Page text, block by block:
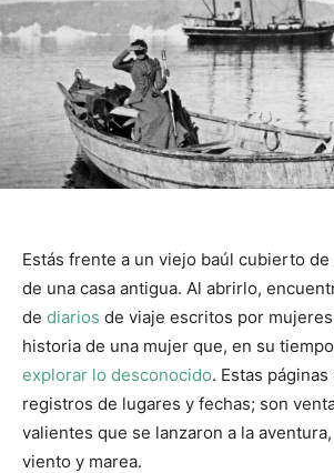
Estás frente a un viejo baúl cubierto
de una casa antigua. Al abrirlo,
de diarios de viaje escritos por
historia de una mujer que, en su
explorar lo desconocido. Estas
registros de lugares y fechas; son
valientes que se lanzaron a la
viento y marea.